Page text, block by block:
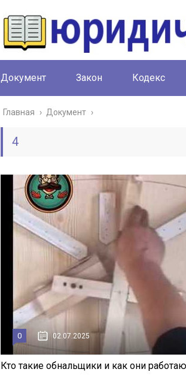
Документ Закон Кодекс
Главная › Документ ›
4
0 02.07.2025
Кто такие обнальщики и как они